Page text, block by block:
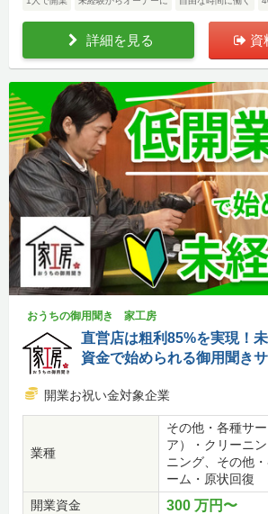
詳細を見る 資
おうちの御用聞き 家工房
直営店は粗利85%を実現！
資金で始められる御用聞き
開業お祝い金対象企業
業種
その他・各種サ
ア）・クリーニ
ニング、その他
ーム・原状回復
開業資金
300 万円〜